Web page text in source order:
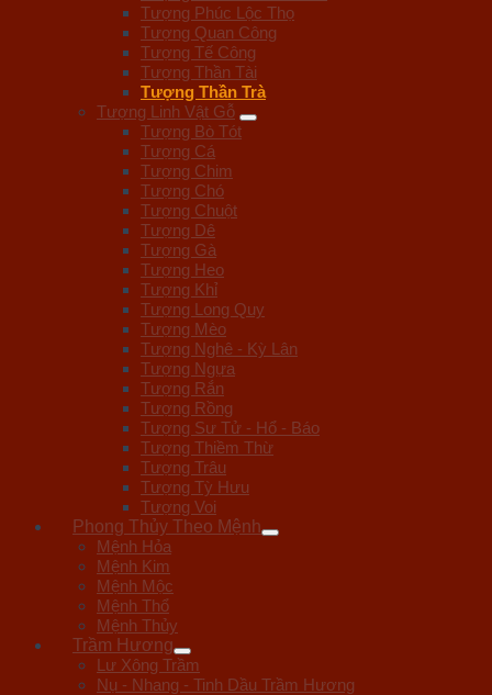
Tượng Phúc Lộc Thọ
Tượng Quan Công
Tượng Tế Công
Tượng Thần Tài
Tượng Thần Trà
Tượng Linh Vật Gỗ
Tượng Bò Tót
Tượng Cá
Tượng Chim
Tượng Chó
Tượng Chuột
Tượng Dê
Tượng Gà
Tượng Heo
Tượng Khỉ
Tượng Long Quy
Tượng Mèo
Tượng Nghê - Kỳ Lân
Tượng Ngựa
Tượng Rắn
Tượng Rồng
Tượng Sư Tử - Hổ - Báo
Tượng Thiềm Thừ
Tượng Trâu
Tượng Tỳ Hưu
Tượng Voi
Phong Thủy Theo Mệnh
Mệnh Hỏa
Mệnh Kim
Mệnh Mộc
Mệnh Thổ
Mệnh Thủy
Trầm Hương
Lư Xông Trầm
Nụ - Nhang - Tinh Dầu Trầm Hương